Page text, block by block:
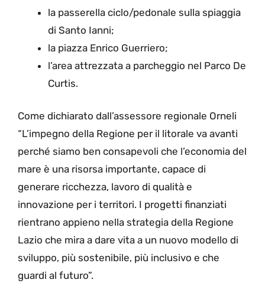
la passerella ciclo/pedonale sulla spiaggia
di Santo Ianni;
la piazza Enrico Guerriero;
l’area attrezzata a parcheggio nel Parco De
Curtis.
Come dichiarato dall’assessore regionale Orneli
“L’impegno della Regione per il litorale va avanti
perché siamo ben consapevoli che l’economia del
mare è una risorsa importante, capace di
generare ricchezza, lavoro di qualità e
innovazione per i territori. I progetti finanziati
rientrano appieno nella strategia della Regione
Lazio che mira a dare vita a un nuovo modello di
sviluppo, più sostenibile, più inclusivo e che
guardi al futuro”.